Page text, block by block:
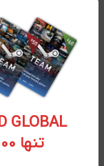
GLOBAL
تنها 288.000 تومان تحویل آنی